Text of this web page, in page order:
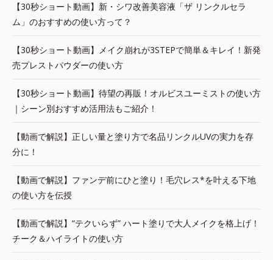
【30秒ショート動画】新・シワ改善美容液「ザ リンクルセラ
ム」のおすすめの使い方って？
【30秒ショート動画】メイク崩れが3STEPで簡単＆キレイ！新発
売プレストパウダーの使い方
【30秒ショート動画】待望の再販！オルビスユーミストの使い方
｜シーン別おすすめ活用法もご紹介！
【動画で解説】正しい量と塗り方で名品リンクルUVの実力を存
分に！
【動画で解説】ファンデ前にひと塗り！毛穴レス*を叶える下地
の使い方を伝授
【動画で解説】“テクいらず” ハート塗りで大人メイクを格上げ！
チーク＆ハイライトの使い方